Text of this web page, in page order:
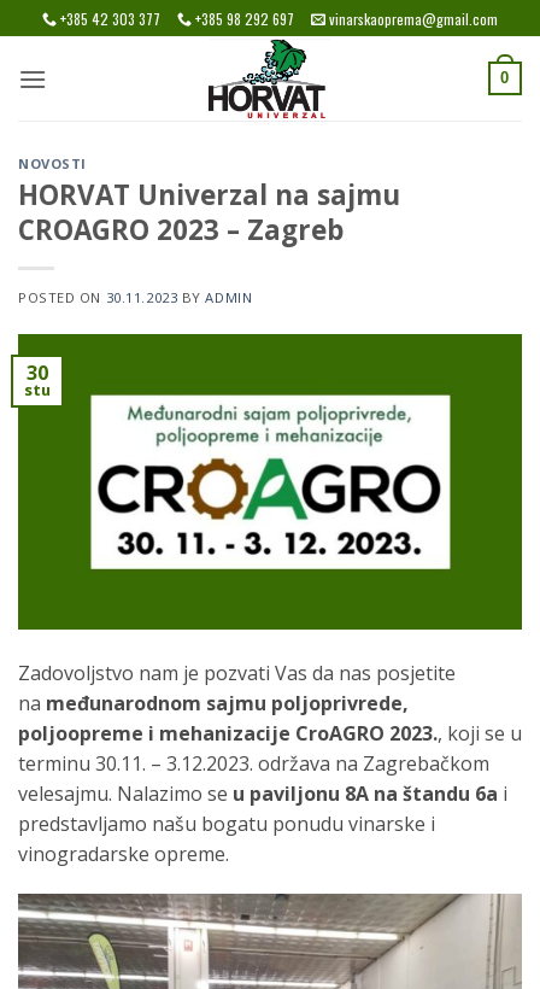
to
content
+385 42 303 377 +385 98 292 697 vinarskaoprema@gmail.com
0
NOVOSTI
HORVAT Univerzal na sajmu
CROAGRO 2023 – Zagreb
POSTED ON 30.11.2023 BYADMIN
30
stu
Zadovoljstvo nam je pozvati Vas da nas posjetite
na međunarodnom sajmu poljoprivrede,
poljoopreme i mehanizacije CroAGRO 2023., koji se u
terminu 30.11. – 3.12.2023. održava na Zagrebačkom
velesajmu. Nalazimo se u paviljonu 8A na štandu 6a i
predstavljamo našu bogatu ponudu vinarske i
vinogradarske opreme.